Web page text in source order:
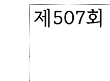
제507회